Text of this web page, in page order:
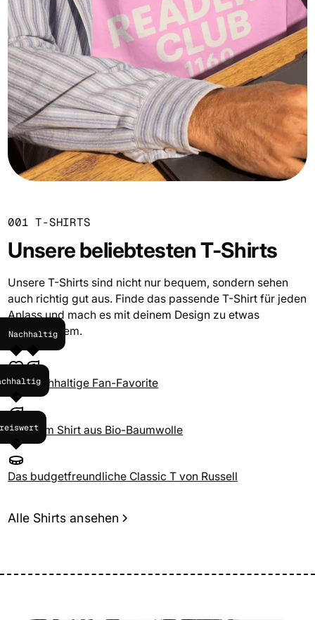
001 T-SHIRTS
Unsere beliebtesten T-Shirts
Unsere T-Shirts sind nicht nur bequem, sondern sehen
auch richtig gut aus. Finde das passende T-Shirt für jeden
Anlass und mach es mit deinem Design zu etwas
Einzigartigem.
Der nachhaltige Fan-Favorite
Nachhaltig
Premium Shirt aus Bio-Baumwolle
Das budgetfreundliche Classic T von Russell
Alle Shirts ansehen